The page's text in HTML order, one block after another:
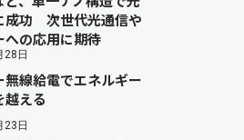
成功 次世代光通信や
への応用に期待
28日
無線給電でエネルギー
越える
23日